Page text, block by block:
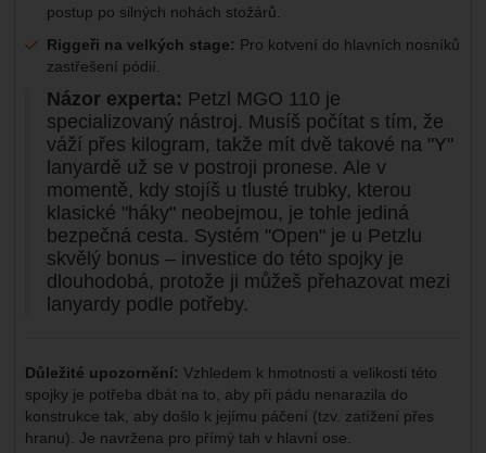
postup po silných nohách stožárů.
Riggeři na velkých stage: Pro kotvení do hlavních nosníků
zastřešení pódií.
Názor experta: Petzl MGO 110 je
specializovaný nástroj. Musíš počítat s tím, že
váží přes kilogram, takže mít dvě takové na "Y"
lanyardě už se v postroji pronese. Ale v
momentě, kdy stojíš u tlusté trubky, kterou
klasické "háky" neobejmou, je tohle jediná
bezpečná cesta. Systém "Open" je u Petzlu
skvělý bonus – investice do této spojky je
dlouhodobá, protože ji můžeš přehazovat mezi
lanyardy podle potřeby.
Důležité upozornění: Vzhledem k hmotnosti a velikosti této
spojky je potřeba dbát na to, aby při pádu nenarazila do
konstrukce tak, aby došlo k jejímu páčení (tzv. zatížení přes
hranu). Je navržena pro přímý tah v hlavní ose.